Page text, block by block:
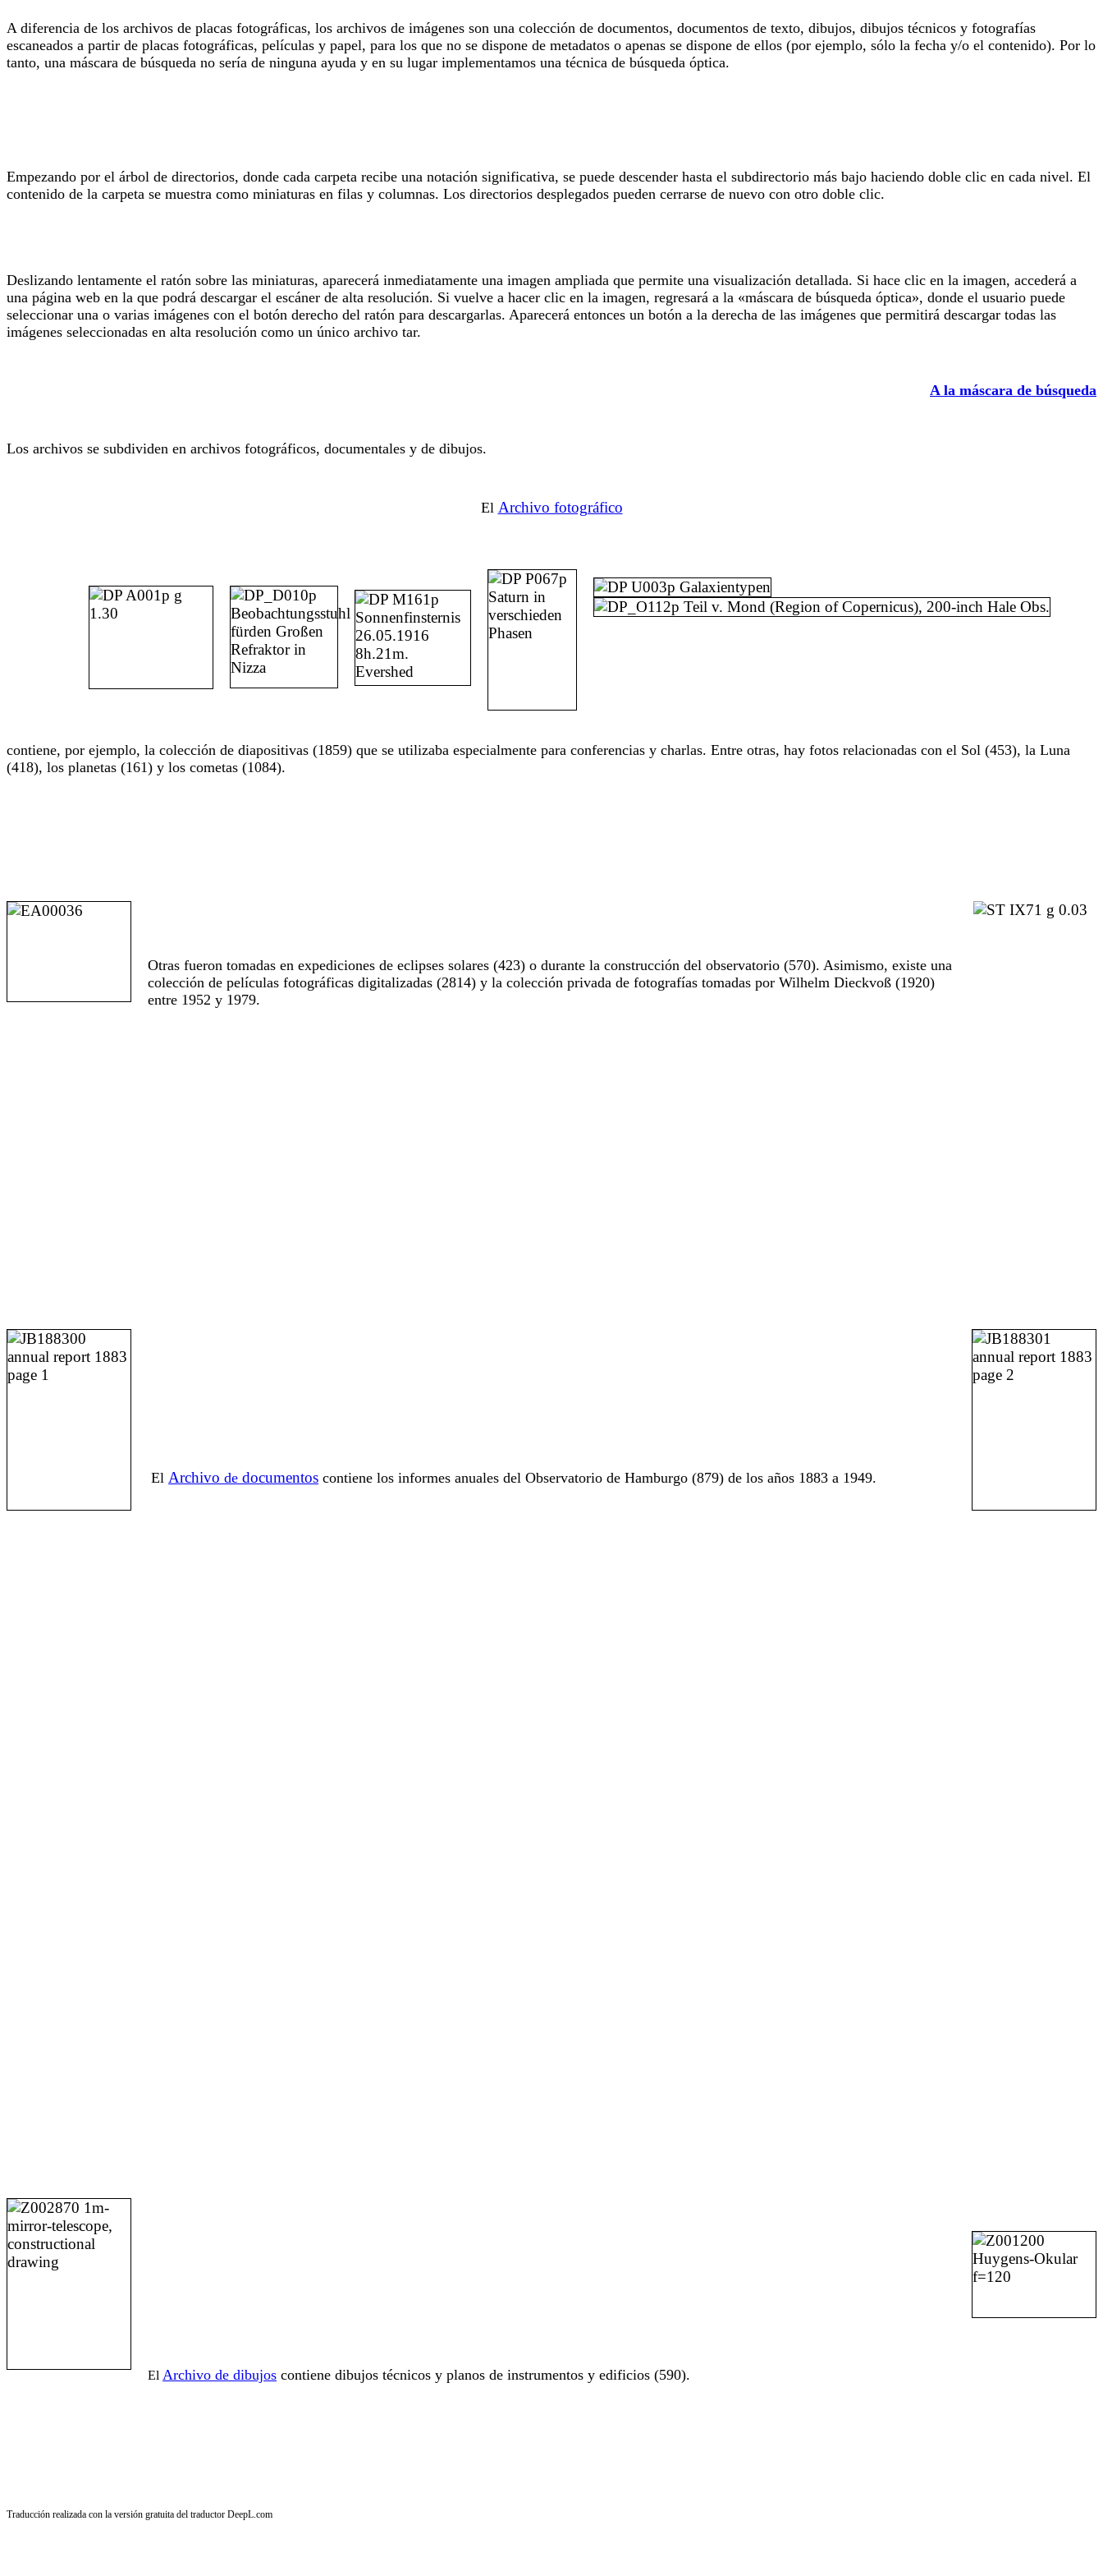
A diferencia de los archivos de placas fotográficas, los archivos de imágenes son una colección de documentos, documentos de texto, dibujos, dibujos técnicos y fotografías
escaneados a partir de placas fotográficas, películas y papel, para los que no se dispone de metadatos o apenas se dispone de ellos (por ejemplo, sólo la fecha y/o el contenido). Por lo
tanto, una máscara de búsqueda no sería de ninguna ayuda y en su lugar implementamos una técnica de búsqueda óptica.
Empezando por el árbol de directorios, donde cada carpeta recibe una notación significativa, se puede descender hasta el subdirectorio más bajo haciendo doble clic en cada nivel. El
contenido de la carpeta se muestra como miniaturas en filas y columnas. Los directorios desplegados pueden cerrarse de nuevo con otro doble clic.
Deslizando lentamente el ratón sobre las miniaturas, aparecerá inmediatamente una imagen ampliada que permite una visualización detallada. Si hace clic en la imagen, accederá a
una página web en la que podrá descargar el escáner de alta resolución. Si vuelve a hacer clic en la imagen, regresará a la «máscara de búsqueda óptica», donde el usuario puede
seleccionar una o varias imágenes con el botón derecho del ratón para descargarlas. Aparecerá entonces un botón a la derecha de las imágenes que permitirá descargar todas las
imágenes seleccionadas en alta resolución como un único archivo tar.
A la máscara de búsqueda
Los archivos se subdividen en archivos fotográficos, documentales y de dibujos.
El Archivo fotográfico
contiene, por ejemplo, la colección de diapositivas (1859) que se utilizaba especialmente para conferencias y charlas. Entre otras, hay fotos relacionadas con el Sol (453), la Luna
(418), los planetas (161) y los cometas (1084).
Otras fueron tomadas en expediciones de eclipses solares (423) o durante la construcción del observatorio (570). Asimismo, existe una
colección de películas fotográficas digitalizadas (2814) y la colección privada de fotografías tomadas por Wilhelm Dieckvoß (1920)
entre 1952 y 1979.
El Archivo de documentos contiene los informes anuales del Observatorio de Hamburgo (879) de los años 1883 a 1949.
El Archivo de dibujos contiene dibujos técnicos y planos de instrumentos y edificios (590).
Traducción realizada con la versión gratuita del traductor DeepL.com